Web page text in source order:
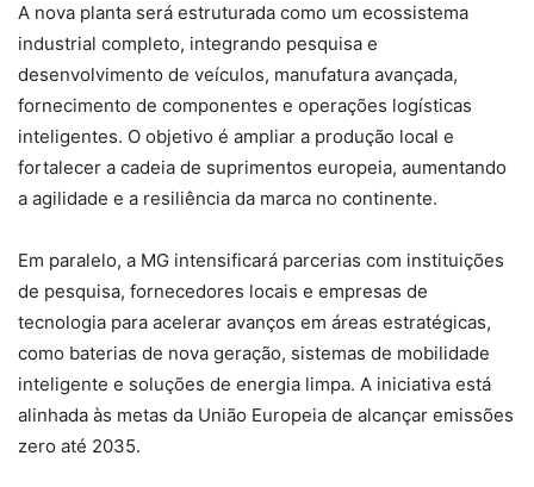
A nova planta será estruturada como um ecossistema
industrial completo, integrando pesquisa e
desenvolvimento de veículos, manufatura avançada,
fornecimento de componentes e operações logísticas
inteligentes. O objetivo é ampliar a produção local e
fortalecer a cadeia de suprimentos europeia, aumentando
a agilidade e a resiliência da marca no continente.
Em paralelo, a MG intensificará parcerias com instituições
de pesquisa, fornecedores locais e empresas de
tecnologia para acelerar avanços em áreas estratégicas,
como baterias de nova geração, sistemas de mobilidade
inteligente e soluções de energia limpa. A iniciativa está
alinhada às metas da União Europeia de alcançar emissões
zero até 2035.